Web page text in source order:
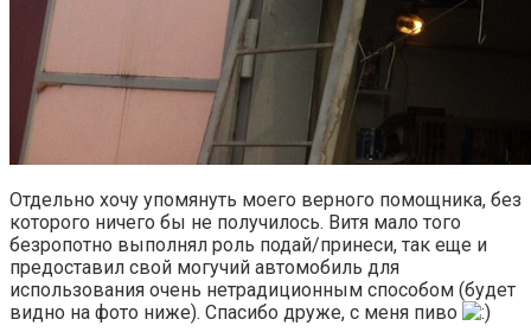
Отдельно хочу упомянуть моего верного помощника, без
которого ничего бы не получилось. Витя мало того
безропотно выполнял роль подай/принеси, так еще и
предоставил свой могучий автомобиль для
использования очень нетрадиционным способом (будет
видно на фото ниже). Спасибо друже, с меня пиво